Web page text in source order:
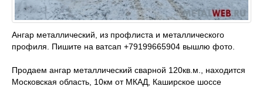
Ангар металлический, из профлиста и металлического
профиля. Пишите на ватсап +79199665904 вышлю фото.
Продаем ангар металлический сварной 120кв.м., находится
Московская область, 10км от МКАД, Каширское шоссе